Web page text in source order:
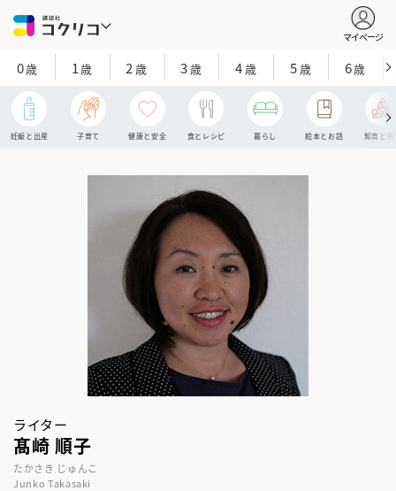
マイページ
0歳 1歳 2 歳 3歳 4歳 5歳 6歳
妊娠と出産 子育て 健康と安全 食とレシピ 暮らし 絵本とお話 知育と探
ライター
髙崎 順子
たかさき じゅんこ
Junko Takasaki